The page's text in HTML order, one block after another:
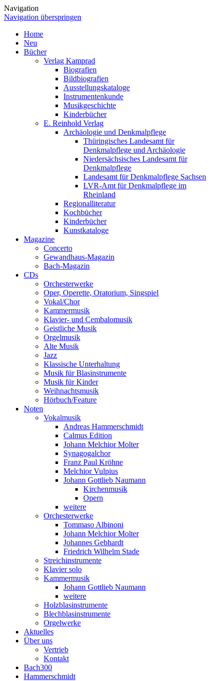
Navigation
Navigation überspringen
Home
Neu
Bücher
Verlag Kamprad
Biografien
Bildbiografien
Ausstellungskataloge
Instrumentenkunde
Musikgeschichte
Kinderbücher
E. Reinhold Verlag
Archäologie und Denkmalpflege
Thüringisches Landesamt für
Denkmalpflege und Archäologie
Niedersächsisches Landesamt für
Denkmalpflege
Landesamt für Denkmalpflege Sachsen
LVR-Amt für Denkmalpflege im
Rheinland
Regionalliteratur
Kochbücher
Kinderbücher
Kunstkataloge
Magazine
Concerto
Gewandhaus-Magazin
Bach-Magazin
CDs
Orchesterwerke
Oper, Operette, Oratorium, Singspiel
Vokal/Chor
Kammermusik
Klavier- und Cembalomusik
Geistliche Musik
Orgelmusik
Alte Musik
Jazz
Klassische Unterhaltung
Musik für Blasinstrumente
Musik für Kinder
Weihnachtsmusik
Hörbuch/Feature
Noten
Vokalmusik
Andreas Hammerschmidt
Calmus Edition
Johann Melchior Molter
Synagogalchor
Franz Paul Kröhne
Melchior Vulpius
Johann Gottlieb Naumann
Kirchenmusik
Opern
weitere
Orchesterwerke
Tommaso Albinoni
Johann Melchior Molter
Johannes Gebhardt
Friedrich Wilhelm Stade
Streichinstrumente
Klavier solo
Kammermusik
Johann Gottlieb Naumann
weitere
Holzblasinstrumente
Blechblasinstrumente
Orgelwerke
Aktuelles
Über uns
Vertrieb
Kontakt
Bach300
Hammerschmidt